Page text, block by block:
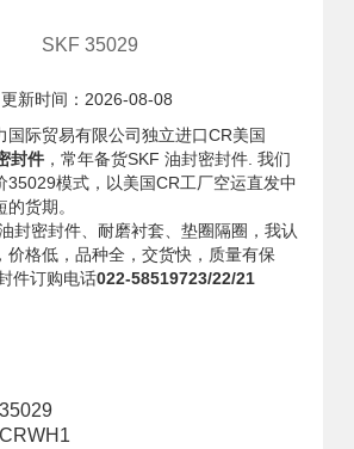
SKF 35029
更新时间：2026-08-08
国际贸易有限公司独立进口CR美国
封件 ，常年备货SKF 油封密封件. 我们
35029模式，以美国CR工厂空运直发中
货期。
封密封件、耐磨衬套、垫圈隔圈，我认
价格低，品种全，交货快，质量有保
件订购电话022-58519723/22/21
35029
CRWH1